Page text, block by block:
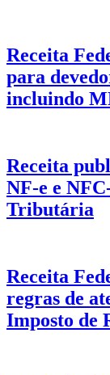
Receita
para
incluindo
Receita
NF-e e
Tributária
Receita
regras de
Imposto de